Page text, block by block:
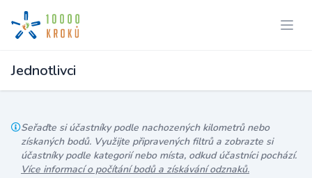
Jednotlivci
Seřaďte si účastníky podle nachozených kilometrů nebo
získaných bodů. Využijte připravených filtrů a zobrazte si
účastníky podle kategorií nebo místa, odkud účastníci pochází.
Více informací o počítání bodů a získávání odznaků.